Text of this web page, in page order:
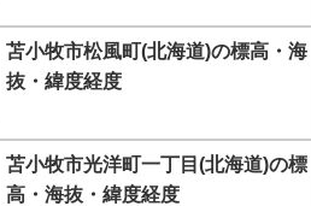
苫小牧市松風町(北海道)の標高・海
抜・緯度経度
苫小牧市光洋町一丁目(北海道)の標
高・海抜・緯度経度